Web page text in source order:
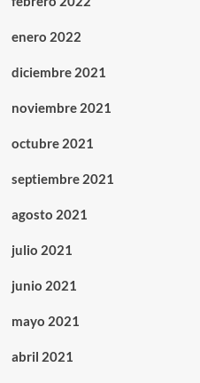
enero 2022
diciembre 2021
noviembre 2021
octubre 2021
septiembre 2021
agosto 2021
julio 2021
junio 2021
mayo 2021
abril 2021